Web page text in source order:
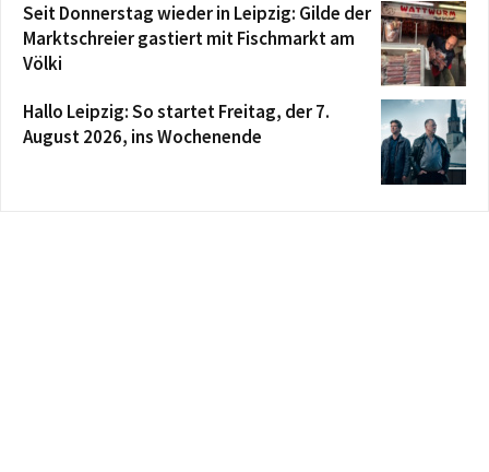
Seit Donnerstag wieder in Leipzig: Gilde der
Marktschreier gastiert mit Fischmarkt am
Völki
Hallo Leipzig: So startet Freitag, der 7.
August 2026, ins Wochenende